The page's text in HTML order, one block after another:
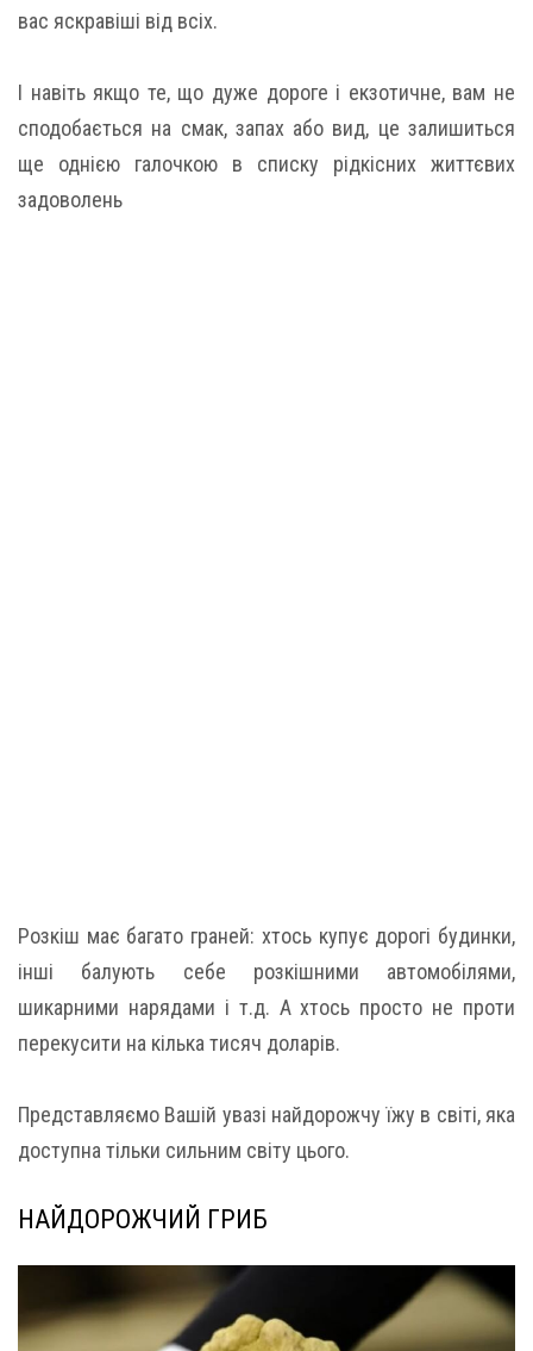
вас яскравіші від всіх.
І навіть якщо те, що дуже дороге і екзотичне, вам не
сподобається на смак, запах або вид, це залишиться
ще однією галочкою в списку рідкісних життєвих
задоволень
Розкіш має багато граней: хтось купує дорогі будинки,
інші балують себе розкішними автомобілями,
шикарними нарядами і т.д. А хтось просто не проти
перекусити на кілька тисяч доларів.
Представляємо Вашій увазі найдорожчу їжу в світі, яка
доступна тільки сильним світу цього.
НАЙДОРОЖЧИЙ ГРИБ